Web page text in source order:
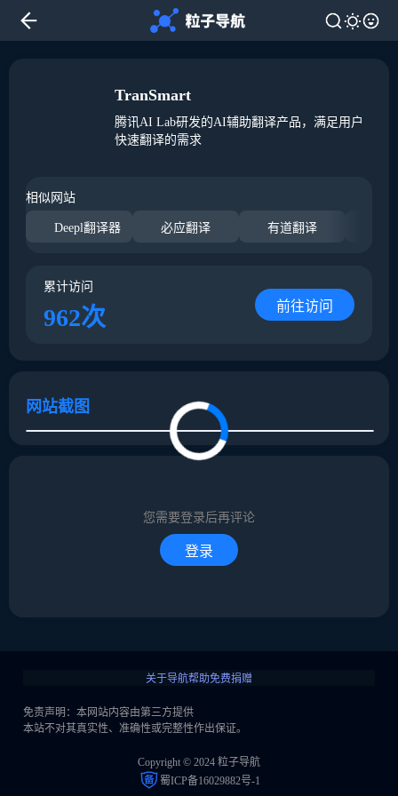
TranSmart
腾讯AI Lab研发的AI辅助翻译产品，满足用户
快速翻译的需求
相似网站
Deepl翻译器 必应翻译 有道翻译
累计访问
962次 前往访问
网站截图
您需要登录后再评论
登录
关于导航帮助免费捐赠
免责声明：本网站内容由第三方提供
本站不对其真实性、准确性或完整性作出保证。
Copyright © 2024 粒子导航
蜀ICP备16029882号-1
取消 回复